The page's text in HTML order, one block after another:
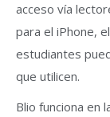
acceso vía
para el iPhone,
estudiantes
que utilicen.
Blio funciona en